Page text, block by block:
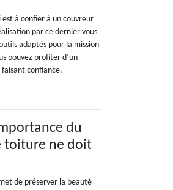
à confier à un couvreur
par ce dernier vous
adaptés pour la mission
pouvez profiter d’un
confiance.
du
toiture ne doit
de préserver la beauté